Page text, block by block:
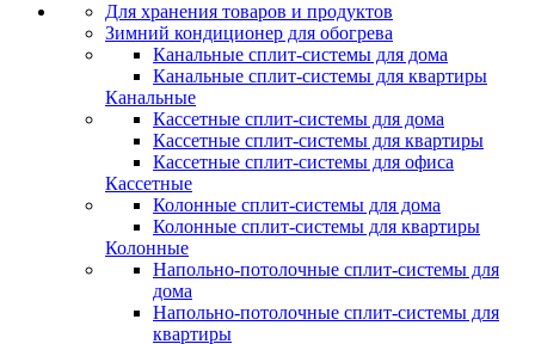
Для хранения товаров и продуктов
Зимний кондиционер для обогрева
Канальные сплит-системы для дома
Канальные сплит-системы для квартиры
Канальные
Кассетные сплит-системы для дома
Кассетные сплит-системы для квартиры
Кассетные сплит-системы для офиса
Кассетные
Колонные сплит-системы для дома
Колонные сплит-системы для квартиры
Колонные
Напольно-потолочные сплит-системы для
дома
Напольно-потолочные сплит-системы для
квартиры